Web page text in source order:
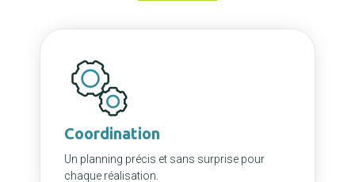
Coordination
Un planning précis et sans surprise pour
chaque réalisation.